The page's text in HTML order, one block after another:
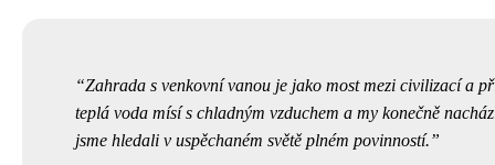
Zahrada s venkovní vanou je jako most mezi civilizací a
teplá voda mísí s chladným vzduchem a my konečně
jsme hledali v uspěchaném světě plném povinností.